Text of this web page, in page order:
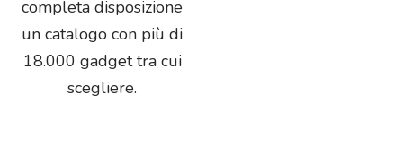
completa disposizione
un catalogo con più di
18.000 gadget tra cui
scegliere.